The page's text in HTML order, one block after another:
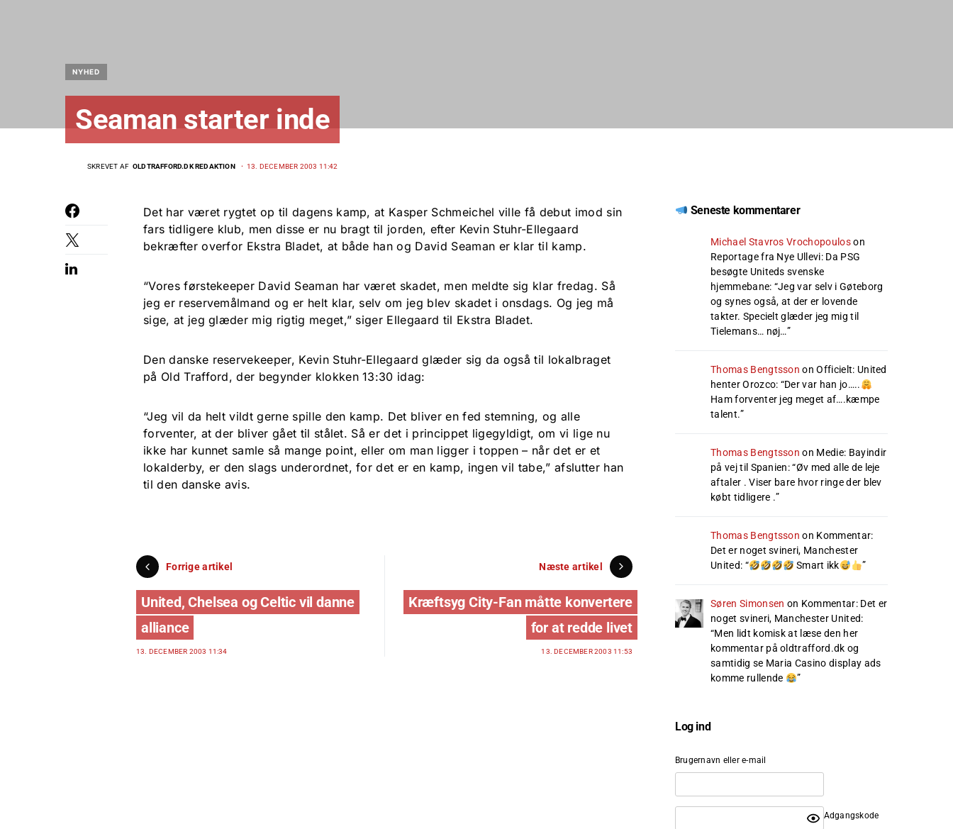
NYHED
Seaman starter inde
SKREVET AF OLDTRAFFORD.DK REDAKTION 13. DECEMBER 2003 11:42
Det har været rygtet op til dagens kamp, at Kasper Schmeichel ville få debut imod sin
fars tidligere klub, men disse er nu bragt til jorden, efter Kevin Stuhr-Ellegaard
bekræfter overfor Ekstra Bladet, at både han og David Seaman er klar til kamp.
“Vores førstekeeper David Seaman har været skadet, men meldte sig klar fredag. Så
jeg er reservemålmand og er helt klar, selv om jeg blev skadet i onsdags. Og jeg må
sige, at jeg glæder mig rigtig meget,” siger Ellegaard til Ekstra Bladet.
Den danske reservekeeper, Kevin Stuhr-Ellegaard glæder sig da også til lokalbraget
på Old Trafford, der begynder klokken 13:30 idag:
“Jeg vil da helt vildt gerne spille den kamp. Det bliver en fed stemning, og alle
forventer, at der bliver gået til stålet. Så er det i princippet ligegyldigt, om vi lige nu
ikke har kunnet samle så mange point, eller om man ligger i toppen – når det er et
lokalderby, er den slags underordnet, for det er en kamp, ingen vil tabe,” afslutter han
til den danske avis.
Forrige artikel
United, Chelsea og Celtic vil danne
alliance
13. DECEMBER 2003 11:34
Næste artikel
Kræftsyg City-Fan måtte konvertere
for at redde livet
13. DECEMBER 2003 11:53
Seneste kommentarer
Michael Stavros Vrochopouloson
Reportage fra Nye Ullevi: Da PSG
besøgte Uniteds svenske
hjemmebane: “Jeg var selv i Gøteborg
og synes også, at der er lovende
takter. Specielt glæder jeg mig til
Tielemans… nøj…”
Thomas Bengtsson onOfficielt: United
henter Orozco: “Der var han jo…..
Ham forventer jeg meget af….kæmpe
talent.”
Thomas Bengtsson on Medie: Bayindir
på vej til Spanien: “Øv med alle de leje
aftaler . Viser bare hvor ringe der blev
købt tidligere .”
Thomas Bengtsson on Kommentar:
Det er noget svineri, Manchester
United: “ Smart ikk ”
Søren Simonsen on Kommentar: Det er
noget svineri, Manchester United:
“Men lidt komisk at læse den her
kommentar på oldtrafford.dk og
samtidig se Maria Casino display ads
komme rullende
”
Log ind
Brugernavn eller e-mail
Adgangskode